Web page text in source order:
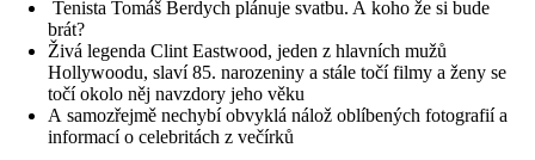
Tenista Tomáš Berdych plánuje svatbu. A koho že si bude
brát?
Živá legenda Clint Eastwood, jeden z hlavních mužů
Hollywoodu, slaví 85. narozeniny a stále točí filmy a ženy se
točí okolo něj navzdory jeho věku
A samozřejmě nechybí obvyklá nálož oblíbených fotografií a
informací o celebritách z večírků